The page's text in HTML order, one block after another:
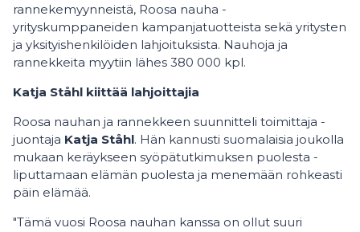
rannekemyynneistä, Roosa nauha -
yrityskumppaneiden kampanjatuotteista sekä yritysten
ja yksityishenkilöiden lahjoituksista. Nauhoja ja
rannekkeita myytiin lähes 380 000 kpl.
Katja Ståhl kiittää lahjoittajia
Roosa nauhan ja rannekkeen suunnitteli toimittaja -
juontaja Katja Ståhl. Hän kannusti suomalaisia joukolla
mukaan keräykseen syöpätutkimuksen puolesta -
liputtamaan elämän puolesta ja menemään rohkeasti
päin elämää.
"Tämä vuosi Roosa nauhan kanssa on ollut suuri